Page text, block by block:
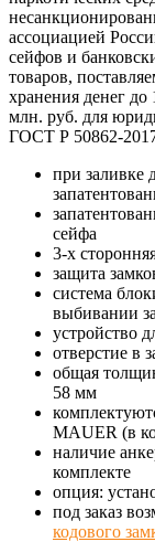
ассоциацией
сейфов и
товаров,
хранения денег
млн. руб. для
ГОСТ Р 50862-
при заливке
сейфа
3-х
защита
система
выбивании
устройство
отверстие в
общая
58 мм
MAUER (в
наличие
комплекте
опция:
под заказ
кодового